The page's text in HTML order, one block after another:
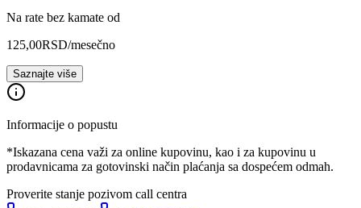
Na rate bez kamate od
125,00RSD/mesečno
Saznajte više
Informacije o popustu
*Iskazana cena važi za online kupovinu, kao i za kupovinu u
prodavnicama za gotovinski način plaćanja sa dospećem odmah.
Proverite stanje pozivom call centra